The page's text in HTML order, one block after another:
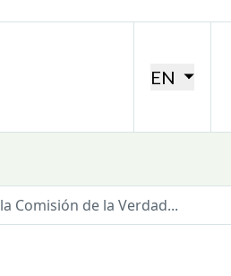
EN
Comisión de la Verdad...